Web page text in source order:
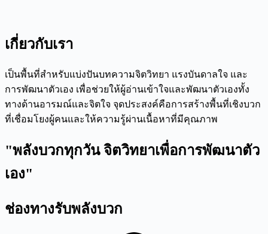
เกี่ยวกับเรา
เป็นพื้นที่สำหรับแบ่งปันบทความจิตวิทยา แรงบันดาลใจ และ
การพัฒนาตัวเอง เพื่อช่วยให้ผู้อ่านเข้าใจและพัฒนาตัวเองทั้ง
ทางด้านอารมณ์และจิตใจ จุดประสงค์คือการสร้างพื้นที่เชิงบวก
ที่เชื่อมโยงผู้คนและให้ความรู้ผ่านเนื้อหาที่มีคุณภาพ
"พลังบวกทุกวัน จิตวิทยาเพื่อการพัฒนาตัว
เอง"
ช่องทางรับพลังบวก